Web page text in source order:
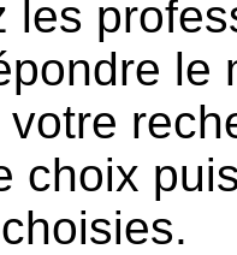
les
le
choix